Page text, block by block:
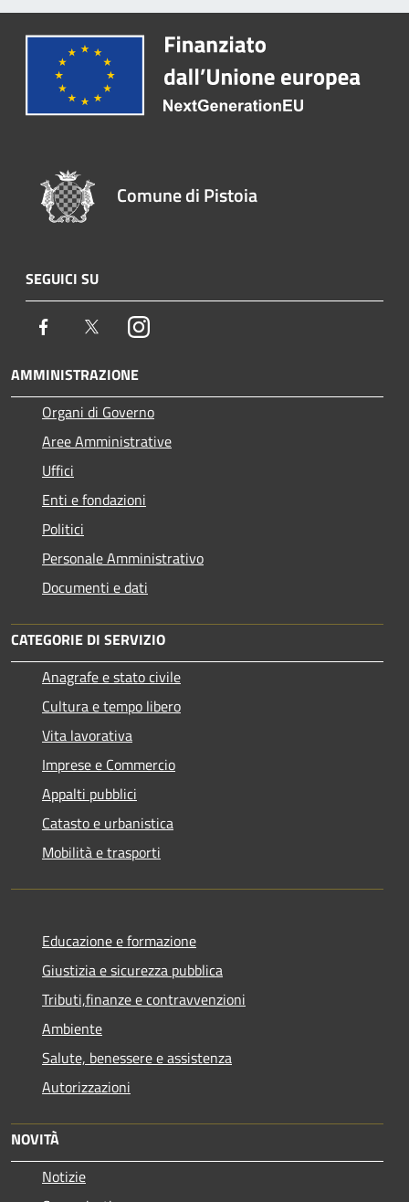
Comune di Pistoia
SEGUICI SU
Facebook TwitterInstagram
AMMINISTRAZIONE
Organi di Governo
Aree Amministrative
Uffici
Enti e fondazioni
Politici
Personale Amministrativo
Documenti e dati
CATEGORIE DI SERVIZIO
Anagrafe e stato civile
Cultura e tempo libero
Vita lavorativa
Imprese e Commercio
Appalti pubblici
Catasto e urbanistica
Mobilità e trasporti
Educazione e formazione
Giustizia e sicurezza pubblica
Tributi,finanze e contravvenzioni
Ambiente
Salute, benessere e assistenza
Autorizzazioni
NOVITÀ
Notizie